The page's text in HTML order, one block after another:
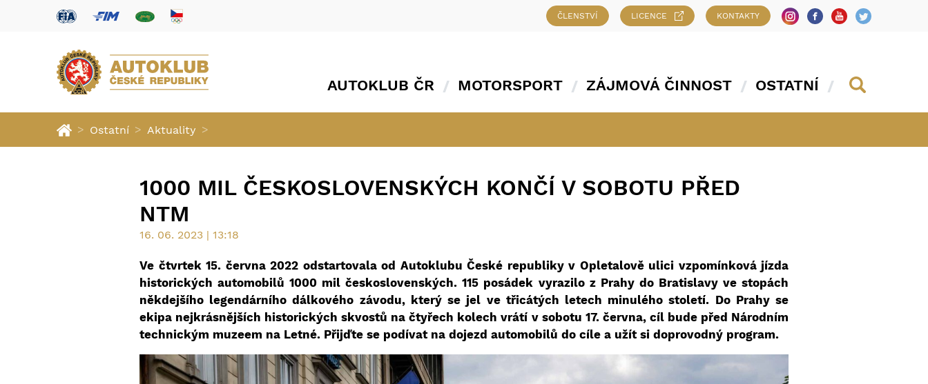
ČLENSTVÍ LICENCE KONTAKTY
AUTOKLUB ČR MOTORSPORT ZÁJMOVÁ ČINNOST OSTATNÍ
> Ostatní > Aktuality >
1000 MIL ČESKOSLOVENSKÝCH KONČÍ V SOBOTU PŘED
NTM
16. 06. 2023 | 13:18
Ve čtvrtek 15. června 2022 odstartovala od Autoklubu České republiky v Opletalově ulici vzpomínková jízda
historických automobilů 1000 mil československých. 115 posádek vyrazilo z Prahy do Bratislavy ve stopách
někdejšího legendárního dálkového závodu, který se jel ve třicátých letech minulého století. Do Prahy se
ekipa nejkrásnějších historických skvostů na čtyřech kolech vrátí v sobotu 17. června, cíl bude před Národním
technickým muzeem na Letné. Přijďte se podívat na dojezd automobilů do cíle a užít si doprovodný program.